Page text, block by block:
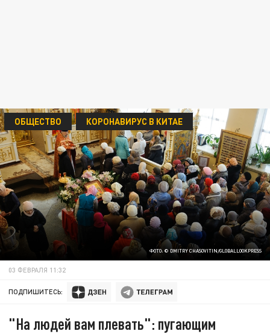
ФОТО: © DMITRY CHASOVITIN/GLOBALLOOKPRESS
ОБЩЕСТВО КОРОНАВИРУС В КИТАЕ
03 ФЕВРАЛЯ 11:32
ПОДПИШИТЕСЬ:
"На людей вам плевать": пугающим